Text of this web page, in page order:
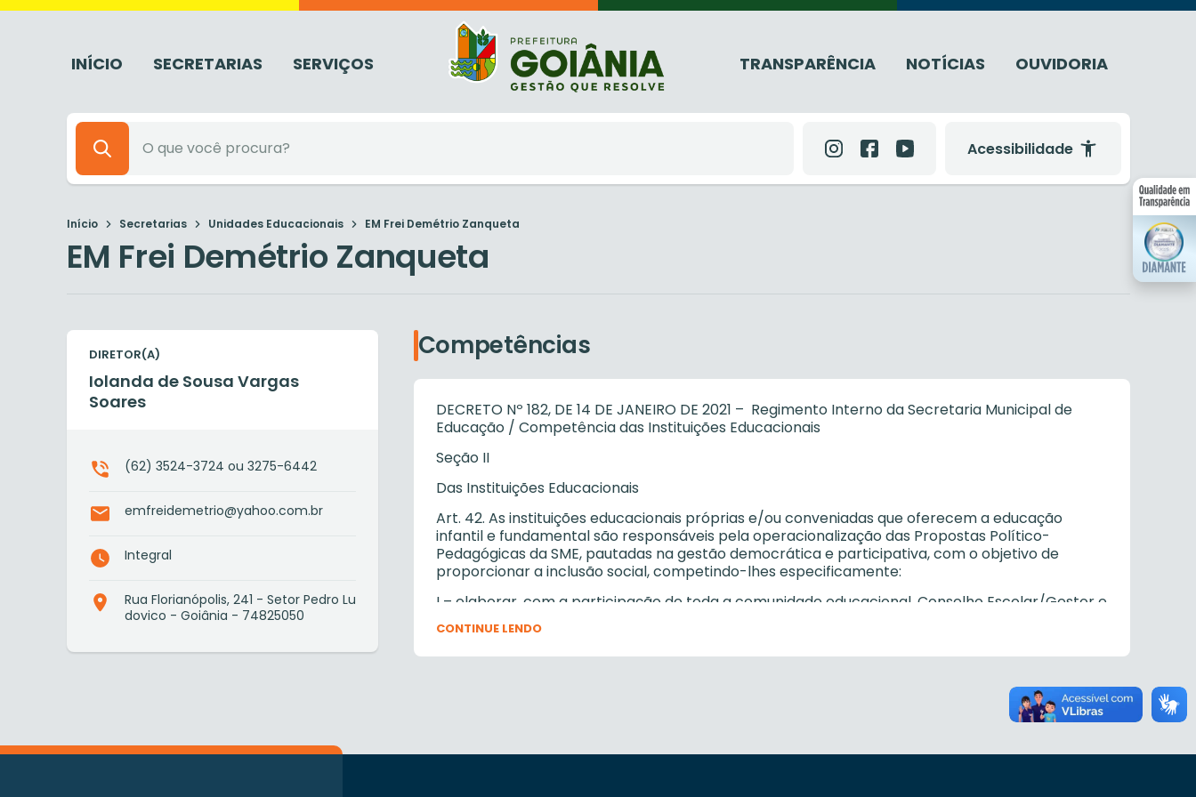
INÍCIO SECRETARIAS SERVIÇOS TRANSPARÊNCIA NOTÍCIAS OUVIDORIA
Acessibilidade
Início Secretarias Unidades Educacionais EM Frei Demétrio Zanqueta
EM Frei Demétrio Zanqueta
DIRETOR(A)
Iolanda de Sousa Vargas
Soares
(62) 3524-3724 ou 3275-6442
emfreidemetrio@yahoo.com.br
Integral
Rua Florianópolis, 241 - Setor Pedro Lu
dovico - Goiânia - 74825050
Competências
DECRETO Nº 182, DE 14 DE JANEIRO DE 2021 – Regimento Interno da Secretaria Municipal de
Educação / Competência das Instituições Educacionais
Seção II
Das Instituições Educacionais
Art. 42. As instituições educacionais próprias e/ou conveniadas que oferecem a educação
infantil e fundamental são responsáveis pela operacionalização das Propostas Político-
Pedagógicas da SME, pautadas na gestão democrática e participativa, com o objetivo de
proporcionar a inclusão social, competindo-lhes especificamente:
I – elaborar, com a participação de toda a comunidade educacional, Conselho Escolar/Gestor e
Grêmios Estudantis, assessoradas pelas Coordenadorias Regionais de Educação, o seu Projeto
Político-Pedagógico com vistas a conquistar sua autonomia e democratizar o ensino dentro do
Plano de Ação definido e sob responsabilidade da SME;
II – elaborar, com participação de toda a comunidade educacional, Conselho Escolar/Gestor e
Grêmios Estudantis, assessorados pelas Coordenadorias Regionais de Educação, o seu
Regimento para posterior análise e aprovação do Conselho Municipal de Educação;
III – coordenar e articular todas as atividades pedagógicas e administrativas, em consonância
CONTINUE LENDO